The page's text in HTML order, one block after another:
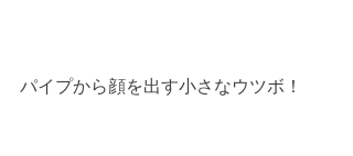
パイプから顔を出す小さなウツボ！